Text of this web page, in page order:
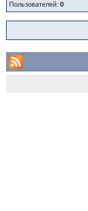
Пользователей: 0